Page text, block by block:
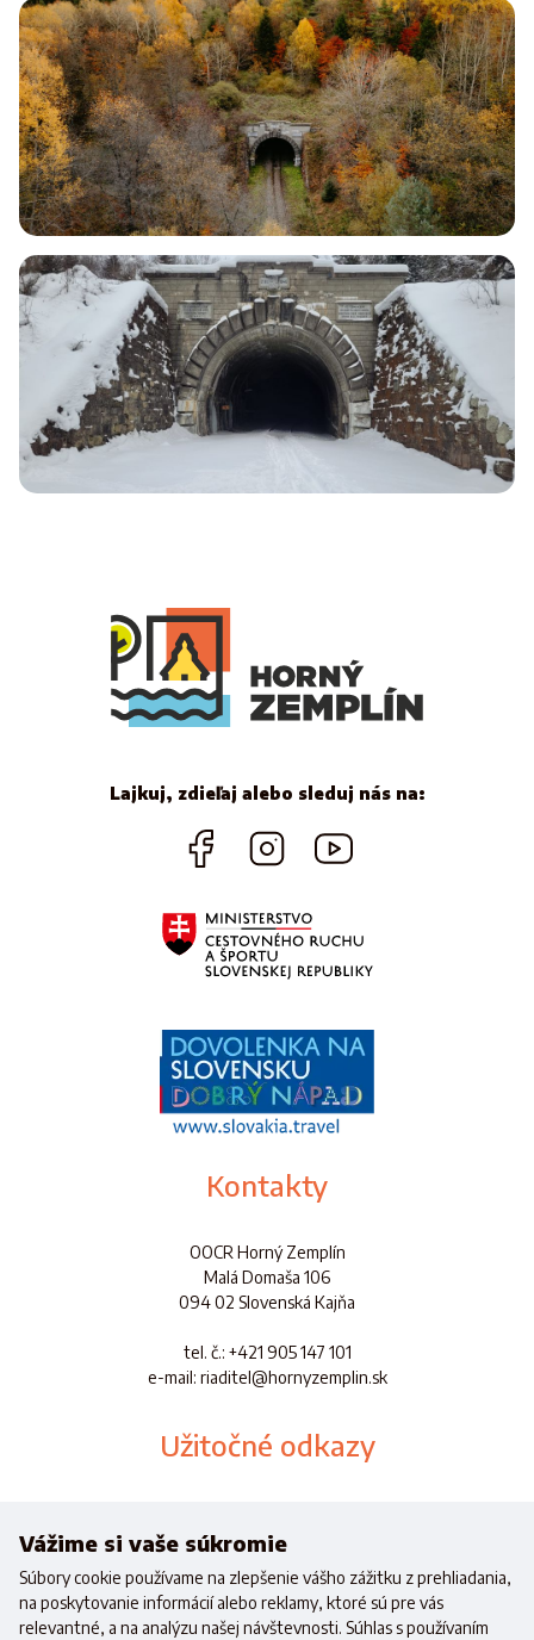
Lajkuj, zdieľaj alebo sleduj nás na:
Kontakty
OOCR Horný Zemplín
Malá Domaša 106
094 02 Slovenská Kajňa
tel. č.: +421 905 147 101
e-mail: riaditel@hornyzemplin.sk
Užitočné odkazy
Aplikácia
Vážime si vaše súkromie
Súbory cookie používame na zlepšenie vášho zážitku z prehliadania,
na poskytovanie informácií alebo reklamy, ktoré sú pre vás
relevantné, a na analýzu našej návštevnosti. Súhlas s používaním